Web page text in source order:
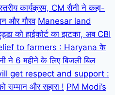
कार्यक्रम, CM सैनी ने कहा-
और गौरव Manesar land
को हाईकोर्ट का झटका, अब CBI
to farmers : Haryana के
ने 6 महीने के लिए बिजली बिल
get respect and support :
सम्मान और सहारा ! PM Modi’s